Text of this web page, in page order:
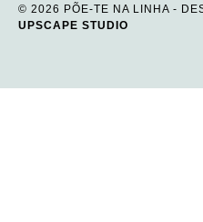
© 2026 PÕE-TE NA LINHA -
UPSCAPE STUDIO